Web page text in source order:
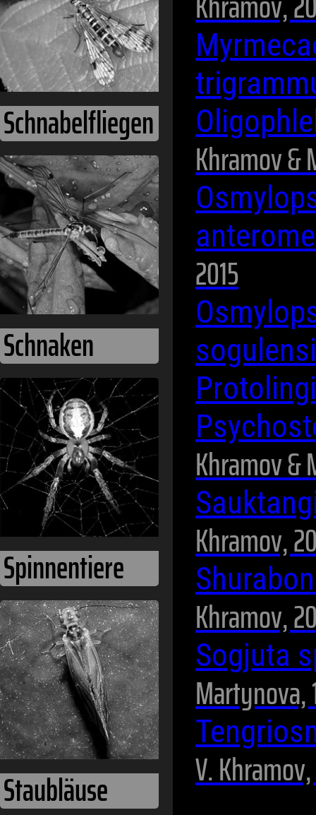
Schnabelfliegen
Schnaken
Spinnentiere
Staubläuse
Khramov &
2015
Khramov &
Khramov,
Khramov,
Sogjuta
Martynova,
V.